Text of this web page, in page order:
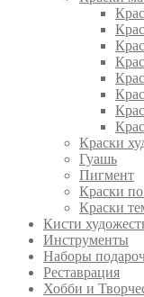
Краски
Гуашь
Пигмент
Краски
Краски
Кисти
Инструменты
Наборы
Реставрация
Хобби и